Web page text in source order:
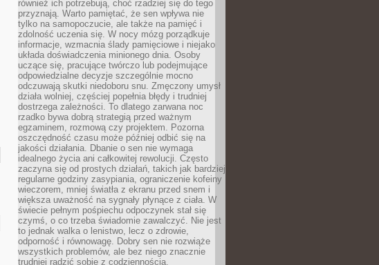
również ich potrzebują, choć rzadziej się do tego
przyznają. Warto pamiętać, że sen wpływa nie
tylko na samopoczucie, ale także na pamięć i
zdolność uczenia się. W nocy mózg porządkuje
informacje, wzmacnia ślady pamięciowe i niejako
układa doświadczenia minionego dnia. Osoby
uczące się, pracujące twórczo lub podejmujące
odpowiedzialne decyzje szczególnie mocno
odczuwają skutki niedoboru snu. Zmęczony umysł
działa wolniej, częściej popełnia błędy i trudniej
dostrzega zależności. To dlatego zarwana noc
rzadko bywa dobrą strategią przed ważnym
egzaminem, rozmową czy projektem. Pozorna
oszczędność czasu może później odbić się na
jakości działania. Dbanie o sen nie wymaga
idealnego życia ani całkowitej rewolucji. Często
zaczyna się od prostych działań, takich jak bardziej
regularne godziny zasypiania, ograniczenie kofeiny
wieczorem, mniej światła z ekranu przed snem i
większa uważność na sygnały płynące z ciała. W
świecie pełnym pośpiechu odpoczynek stał się
czymś, o co trzeba świadomie zawalczyć. Nie jest
to jednak walka o lenistwo, lecz o zdrowie,
odporność i równowagę. Dobry sen nie rozwiąże
wszystkich problemów, ale bez niego znacznie
trudniej radzić sobie z codziennością.